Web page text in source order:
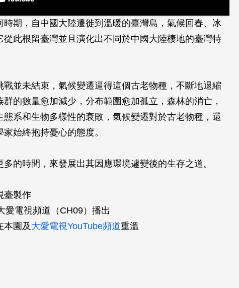
期，自中國大陸遷徙到溫暖的臺灣島，氣候回春、冰
此根留臺灣並且演化出不同於中國大陸棲地的臺灣特
並未結束，氣候變遷逼得這個古老物種，不斷地退縮
的數量愈加減少，分布範圍愈加孤立，森林的消亡，
系和生物多樣性的衰敗，氣候變遷對於古老物種，還
始終抱持憂心的態度。
的時間，來發展出其因應環境遽變後的生存之道。
臺製作
愛電視頻道（CH09）播出
本園及大愛電視YouTube頻道重溫